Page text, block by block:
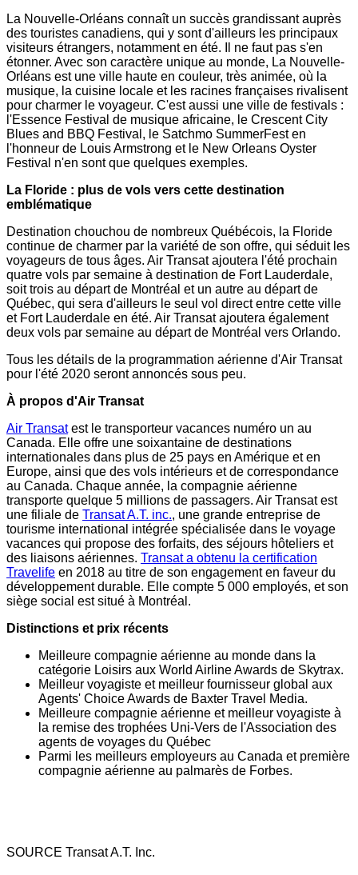
La Nouvelle-Orléans connaît un succès grandissant auprès
des touristes canadiens, qui y sont d'ailleurs les principaux
visiteurs étrangers, notamment en été. Il ne faut pas s'en
étonner. Avec son caractère unique au monde, La Nouvelle-
Orléans est une ville haute en couleur, très animée, où la
musique, la cuisine locale et les racines françaises rivalisent
pour charmer le voyageur. C'est aussi une ville de festivals :
l'Essence Festival de musique africaine, le Crescent City
Blues and BBQ Festival, le Satchmo SummerFest en
l'honneur de Louis Armstrong et le New Orleans Oyster
Festival n'en sont que quelques exemples.
La Floride : plus de vols vers cette destination
emblématique
Destination chouchou de nombreux Québécois, la Floride
continue de charmer par la variété de son offre, qui séduit les
voyageurs de tous âges. Air Transat ajoutera l'été prochain
quatre vols par semaine à destination de Fort Lauderdale,
soit trois au départ de Montréal et un autre au départ de
Québec, qui sera d'ailleurs le seul vol direct entre cette ville
et Fort Lauderdale en été. Air Transat ajoutera également
deux vols par semaine au départ de Montréal vers Orlando.
Tous les détails de la programmation aérienne d'Air Transat
pour l'été 2020 seront annoncés sous peu.
À propos d'Air Transat
Air Transatest le transporteur vacances numéro un au
Canada. Elle offre une soixantaine de destinations
internationales dans plus de 25 pays en Amérique et en
Europe, ainsi que des vols intérieurs et de correspondance
au Canada. Chaque année, la compagnie aérienne
transporte quelque 5 millions de passagers. Air Transat est
une filiale de Transat A.T. inc., une grande entreprise de
tourisme international intégrée spécialisée dans le voyage
vacances qui propose des forfaits, des séjours hôteliers et
des liaisons aériennes. Transat a obtenu la certification
Travelife en 2018 au titre de son engagement en faveur du
développement durable. Elle compte 5 000 employés, et son
siège social est situé à Montréal.
Distinctions et prix récents
Meilleure compagnie aérienne au monde dans la
catégorie Loisirs aux World Airline Awards de Skytrax.
Meilleur voyagiste et meilleur fournisseur global aux
Agents' Choice Awards de Baxter Travel Media.
Meilleure compagnie aérienne et meilleur voyagiste à
la remise des trophées Uni-Vers de l'Association des
agents de voyages du Québec
Parmi les meilleurs employeurs au Canada et première
compagnie aérienne au palmarès de Forbes.
SOURCE Transat A.T. Inc.